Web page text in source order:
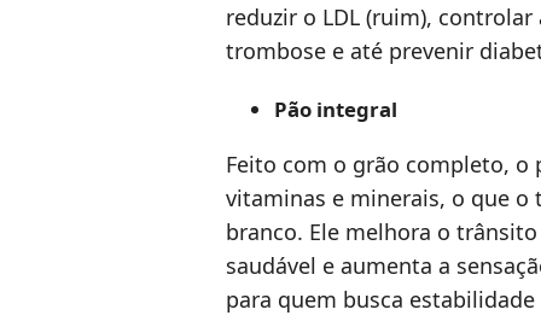
reduzir o LDL (ruim),
trombose e até prevenir
Pão integral
Feito com o grão completo, o
vitaminas e minerais, o que
branco. Ele melhora o
saudável e aumenta a
para quem busca